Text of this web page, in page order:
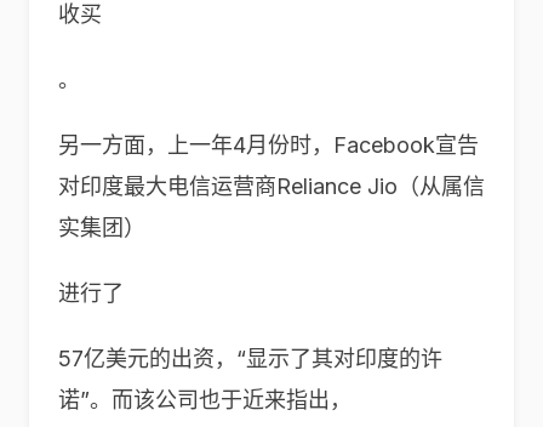
收买
。
另一方面，上一年4月份时， Facebook宣告
对印度最大电信运营商Reliance Jio （从属信
实集团）
进行了
57亿美元的出资，“显示了其对印度的许
诺”。而该公司也于近来指出，